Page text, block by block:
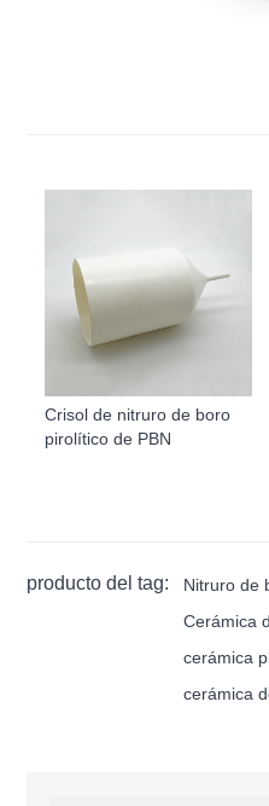
Crisol de nitruro de boro
pirolítico de PBN
producto del tag:
Nitruro de
Cerámica
cerámica
cerámica